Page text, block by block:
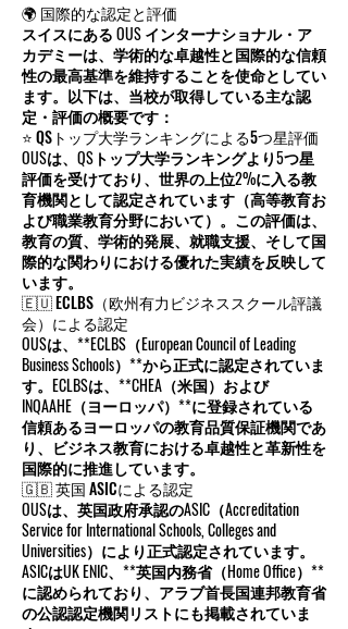
🌍 国際的な認定と評価
スイスにある OUS インターナショナル・ア
カデミーは、学術的な卓越性と国際的な信頼
性の最高基準を維持することを使命としてい
ます。以下は、当校が取得している主な認
定・評価の概要です：
⭐ QSトップ大学ランキングによる5つ星評価
OUSは、QSトップ大学ランキングより5つ星
評価を受けており、世界の上位2%に入る教
育機関として認定されています（高等教育お
よび職業教育分野において）。この評価は、
教育の質、学術的発展、就職支援、そして国
際的な関わりにおける優れた実績を反映して
います。
🇪🇺 ECLBS（欧州有力ビジネススクール評議
会）による認定
OUSは、**ECLBS（European Council of Leading
Business Schools）**から正式に認定されていま
す。ECLBSは、**CHEA（米国）および
INQAAHE（ヨーロッパ）**に登録されている
信頼あるヨーロッパの教育品質保証機関であ
り、ビジネス教育における卓越性と革新性を
国際的に推進しています。
🇬🇧 英国 ASICによる認定
OUSは、英国政府承認のASIC（Accreditation
Service for International Schools, Colleges and
Universities）により正式認定されています。
ASICはUK ENIC、**英国内務省（Home Office）**
に認められており、アラブ首長国連邦教育省
の公認認定機関リストにも掲載されていま